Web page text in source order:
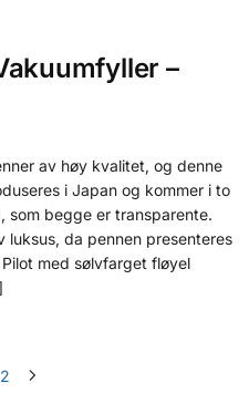
–
av høy kvalitet, og denne
i Japan og kommer i to
som begge er transparente.
luksus, da pennen presenteres
med sølvfarget fløyel
2